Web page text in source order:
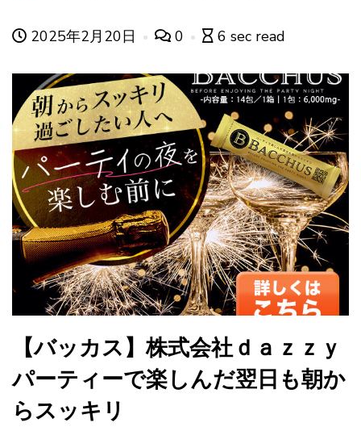
2025年2月20日 0 6 sec read
【バッカス】株式会社ｄａｚｚｙ
パーティーで楽しんだ翌日も朝か
らスッキリ